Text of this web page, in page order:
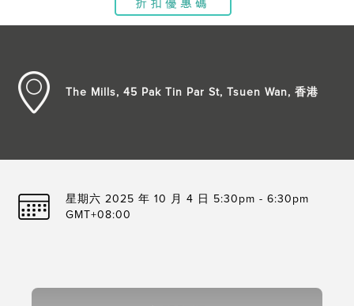
The Mills, 45 Pak Tin Par St, Tsuen Wan, 香港
星期六 2025 年 10 月 4 日 5:30pm - 6:30pm
GMT+08:00